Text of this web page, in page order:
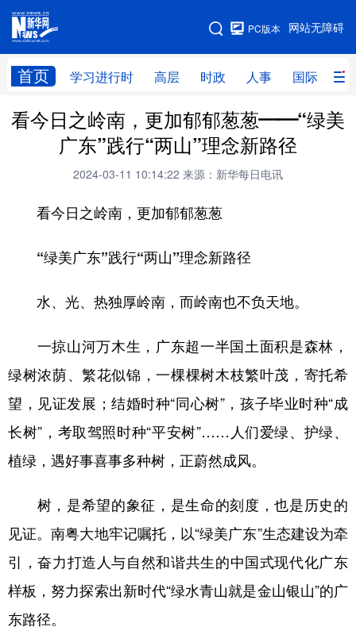
网站无障碍
PC版本
首页 学习进行时 高层 时政 人事 国际 财
网站地图
学习进行时 时政 人事
国际 财经 网评 港澳
科技 科创 量子
文化 书画 健康
食品 人居 信息化 数字经济
学术中国 乡村振兴 银龄 溯源中国
彩票 娱乐 时尚
北京
看今日之岭南，更加郁郁葱葱——“绿美
广东”践行“两山”理念新路径
2024-03-11 10:14:22 来源：新华每日电讯
看今日之岭南，更加郁郁葱葱
“绿美广东”践行“两山”理念新路径
水、光、热独厚岭南，而岭南也不负天地。
一掠山河万木生，广东超一半国土面积是森林，
绿树浓荫、繁花似锦，一棵棵树木枝繁叶茂，寄托希
望，见证发展；结婚时种“同心树”，孩子毕业时种“成
长树”，考取驾照时种“平安树”……人们爱绿、护绿、
植绿，遇好事喜事多种树，正蔚然成风。
树，是希望的象征，是生命的刻度，也是历史的
见证。南粤大地牢记嘱托，以“绿美广东”生态建设为牵
引，奋力打造人与自然和谐共生的中国式现代化广东
样板，努力探索出新时代“绿水青山就是金山银山”的广
东路径。